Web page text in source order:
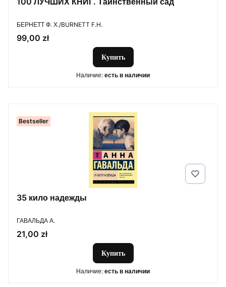
ПРОИЗВОДИТЕЛЬ
БЕРНЕТТ Ф. Х./BURNETT F.H.
Цена
99,00 zł
Купить
Наличие: есть в наличии
Bestseller
35 кило надежды
ПРОИЗВОДИТЕЛЬ
ГАВАЛЬДА А.
Цена
21,00 zł
Купить
Наличие: есть в наличии